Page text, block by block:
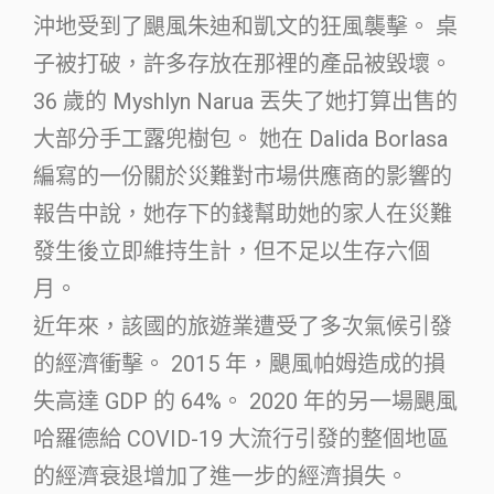
沖地受到了颶風朱迪和凱文的狂風襲擊。 桌
子被打破，許多存放在那裡的產品被毀壞。
36 歲的 Myshlyn Narua 丟失了她打算出售的
大部分手工露兜樹包。 她在 Dalida Borlasa
編寫的一份關於災難對市場供應商的影響的
報告中說，她存下的錢幫助她的家人在災難
發生後立即維持生計，但不足以生存六個
月。
近年來，該國的旅遊業遭受了多次氣候引發
的經濟衝擊。 2015 年，颶風帕姆造成的損
失高達 GDP 的 64%。 2020 年的另一場颶風
哈羅德給 COVID-19 大流行引發的整個地區
的經濟衰退增加了進一步的經濟損失。